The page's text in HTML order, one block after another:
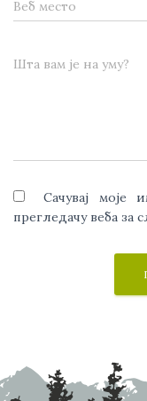
Веб место
Шта вам је на уму?
Сачувај
прегледачу веба за